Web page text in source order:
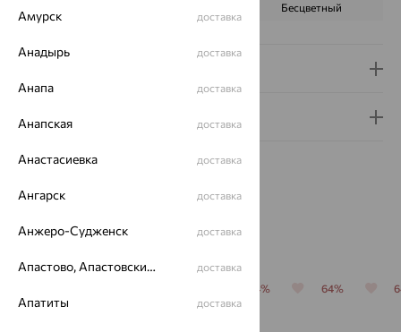
Бесцветный
Гарантия и возврат
Похожие изделия
64% 64%
Амурск доставка
Анадырь доставка
Анапа доставка
Анапская доставка
Анастасиевка доставка
Ангарск доставка
Анжеро-Судженск доставка
Апастово, Апастовский район доставка
Апатиты доставка